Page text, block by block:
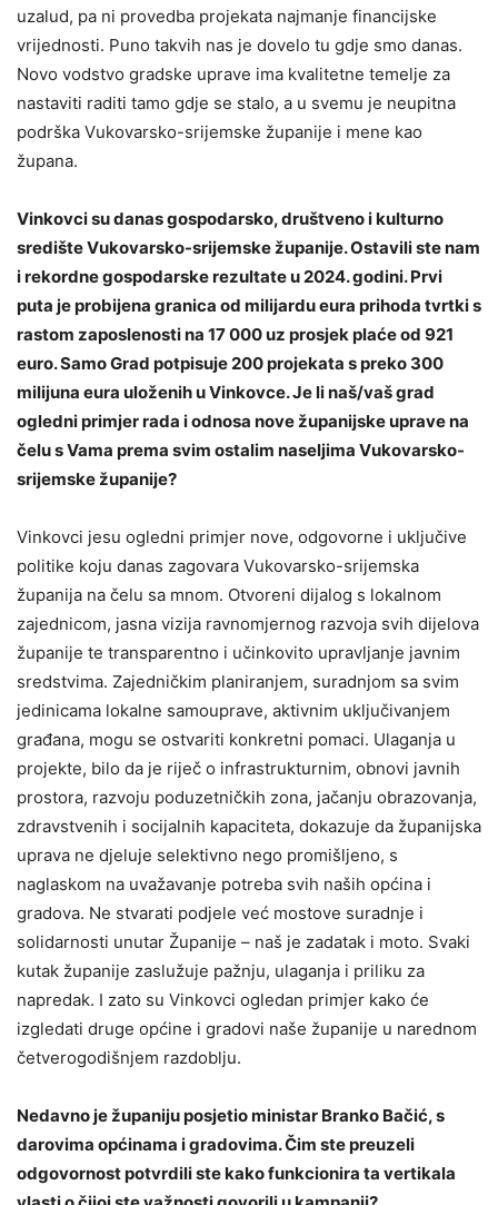
uzalud, pa ni provedba projekata najmanje financijske
vrijednosti. Puno takvih nas je dovelo tu gdje smo danas.
Novo vodstvo gradske uprave ima kvalitetne temelje za
nastaviti raditi tamo gdje se stalo, a u svemu je neupitna
podrška Vukovarsko-srijemske županije i mene kao
župana.
Vinkovci su danas gospodarsko, društveno i kulturno
središte Vukovarsko-srijemske županije. Ostavili ste nam
i rekordne gospodarske rezultate u 2024. godini. Prvi
puta je probijena granica od milijardu eura prihoda tvrtki s
rastom zaposlenosti na 17 000 uz prosjek plaće od 921
euro. Samo Grad potpisuje 200 projekata s preko 300
milijuna eura uloženih u Vinkovce. Je li naš/vaš grad
ogledni primjer rada i odnosa nove županijske uprave na
čelu s Vama prema svim ostalim naseljima Vukovarsko-
srijemske županije?
Vinkovci jesu ogledni primjer nove, odgovorne i uključive
politike koju danas zagovara Vukovarsko-srijemska
županija na čelu sa mnom. Otvoreni dijalog s lokalnom
zajednicom, jasna vizija ravnomjernog razvoja svih dijelova
županije te transparentno i učinkovito upravljanje javnim
sredstvima. Zajedničkim planiranjem, suradnjom sa svim
jedinicama lokalne samouprave, aktivnim uključivanjem
građana, mogu se ostvariti konkretni pomaci. Ulaganja u
projekte, bilo da je riječ o infrastrukturnim, obnovi javnih
prostora, razvoju poduzetničkih zona, jačanju obrazovanja,
zdravstvenih i socijalnih kapaciteta, dokazuje da županijska
uprava ne djeluje selektivno nego promišljeno, s
naglaskom na uvažavanje potreba svih naših općina i
gradova. Ne stvarati podjele već mostove suradnje i
solidarnosti unutar Županije – naš je zadatak i moto. Svaki
kutak županije zaslužuje pažnju, ulaganja i priliku za
napredak. I zato su Vinkovci ogledan primjer kako će
izgledati druge općine i gradovi naše županije u narednom
četverogodišnjem razdoblju.
Nedavno je županiju posjetio ministar Branko Bačić, s
darovima općinama i gradovima. Čim ste preuzeli
odgovornost potvrdili ste kako funkcionira ta vertikala